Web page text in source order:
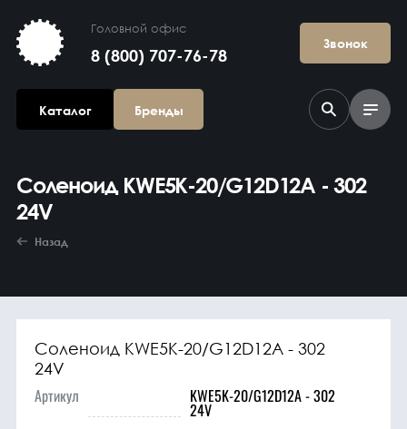
Головной офис
8 (800) 707-76-78
Звонок
Каталог Бренды
Агрегаты в
сборе
Гидравлика и
трансмиссия
Соленоид KWE5K-20/G12D12A - 302
24V
Назад
Соленоид KWE5K-20/G12D12A - 302
24V
Артикул KWE5K-20/G12D12A - 302
24V